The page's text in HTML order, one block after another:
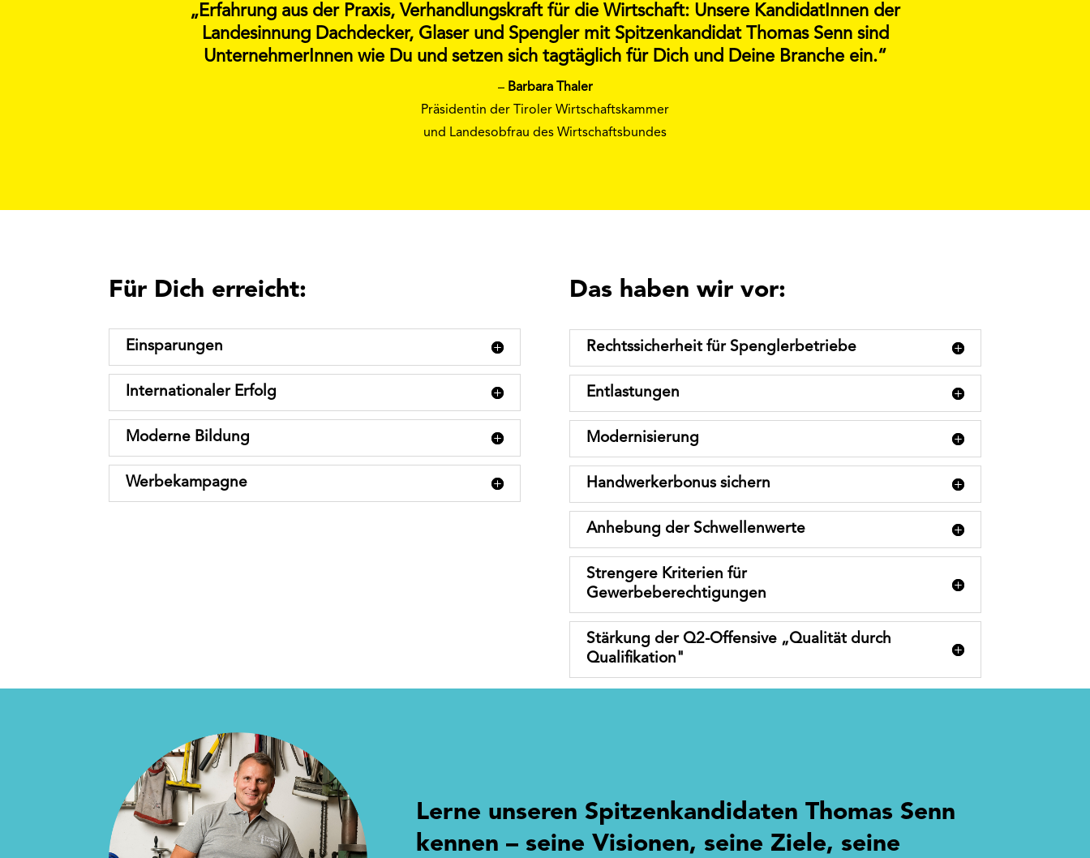
„Erfahrung aus der Praxis, Verhandlungskraft für die Wirtschaft: Unsere KandidatInnen der
Landesinnung Dachdecker, Glaser und Spengler mit Spitzenkandidat Thomas Senn sind
UnternehmerInnen wie Du und setzen sich tagtäglich für Dich und Deine Branche ein.“
– Barbara Thaler
Präsidentin der Tiroler Wirtschaftskammer
und Landesobfrau des Wirtschaftsbundes
Für Dich erreicht:
Einsparungen
Internationaler Erfolg
Moderne Bildung
Werbekampagne
Das haben wir vor:
Rechtssicherheit für Spenglerbetriebe
Entlastungen
Modernisierung
Handwerkerbonus sichern
Anhebung der Schwellenwerte
Strengere Kriterien für
Gewerbeberechtigungen
Stärkung der Q2-Offensive „Qualität durch
Qualiﬁkation"
Lerne unseren Spitzenkandidaten Thomas Senn
kennen – seine Visionen, seine Ziele, seine